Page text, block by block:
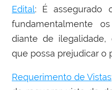
Edital: É assegurado
fundamentalmente
diante de ilegalidade,
que possa prejudicar o
Requerimento de Vistas